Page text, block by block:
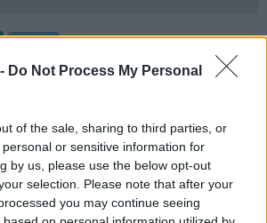
Do Not Process My Personal
of the sale, sharing to third parties, or
or sensitive information for
by us, please use the below opt-out
selection. Please note that after your
you may continue seeing
anni fa, il cavalcavia ferroviario di
nel corso del tempo, con il cambiare delle
per migliorarne la sicurezza per bici
indicare di rallentare, taglio dell'erba e
passaggio pedonale, occhi di gatto per una
carreggiata.
i lavori interamente finanziati dal